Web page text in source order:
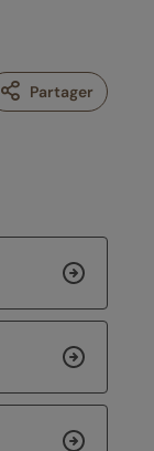
Partager